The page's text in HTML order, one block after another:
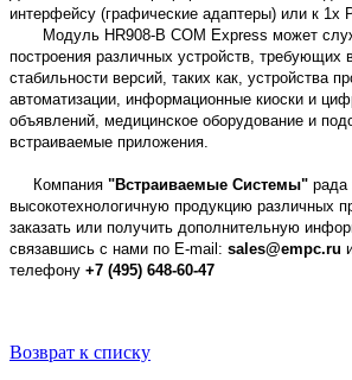
интерфейсу (графические адаптеры) или к 1х
Модуль HR908-B COM Express может
построения различных устройств, требующих
стабильности версий, таких как, устройства
автоматизации, информационные киоски и
объявлений, медицинское оборудование и
встраиваемые приложения.
Компания "Встраиваемые Системы" рада
высокотехнологичную продукцию различных
заказать или получить дополнительную
связавшись с нами по E-mail: sales@empc.ru
телефону +7 (495) 648-60-47
Возврат к списку